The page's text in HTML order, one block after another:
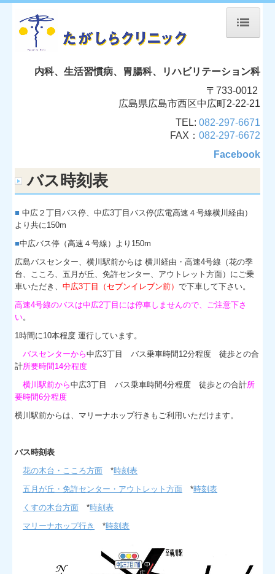
内視鏡
リハビリテーション
交通案内
個人情報保護方針
私費 一覧
公的検診
風疹検診
問診票、説明書
お知らせ
リンク
内科、生活習慣病、胃腸科、リハビリテーション科
〒733-0012
広島県広島市西区中広町2-22-21
TEL: 082-297-6671
FAX： 082-297-6672
Facebook
バス時刻表
■ 中広２丁目バス停、中広3丁目バス停(広電高速４号線横川経由）
より共に 150m
■中広バス停（高速４号線）より 150m
広島バスセンター、横川駅前からは 横川経由・高速4号線（花の季
台、こころ、五月が丘、免許センター、アウトレット方面） にご乗
車いただき、中広3丁目（セブンイレブン前）で下車して下さい。
高速4号線のバスは中広2丁目には停車しませんので、ご注意下さ
い。
1時間に10本程度 運行しています。
バスセンターから中広3丁目 バス乗車時間12分程度 徒歩との合
計所要時間14分程度
横川駅前から中広3丁目 バス乗車時間4分程度 徒歩との合計所
要時間6分程度
横川駅前からは、マリーナホップ行きもご利用いただけます。
バス時刻表
花の木台・こころ方面 *時刻表
五月が丘・免許センター・アウトレット方面 *時刻表
くすの木台方面 *時刻表
マリーナホップ行き
*時刻表